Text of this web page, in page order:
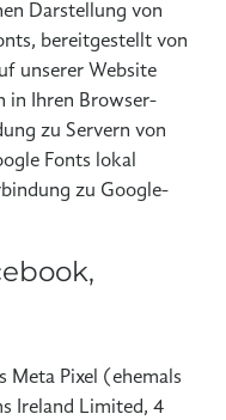
Darstellung von
bereitgestellt von
unserer Website
in Ihren Browser-
zu Servern von
Fonts lokal
zu Google-
Meta Pixel (ehemals
Ireland Limited, 4